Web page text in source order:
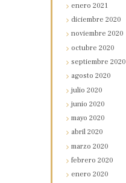
enero2021
diciembre2020
noviembre2020
octubre2020
septiembre2020
agosto2020
julio2020
junio2020
mayo2020
abril2020
marzo2020
febrero2020
enero2020